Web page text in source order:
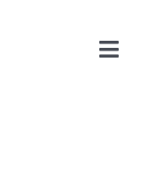
Toggle